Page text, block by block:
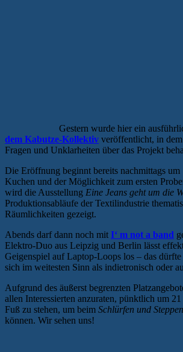
Gestern wurde hier ein
dem Kabutze-Kollektiv veröffentlicht, in
Fragen und Unklarheiten über das Projekt
Die Eröffnung beginnt bereits nachmittags
Kuchen und der Möglichkeit zum ersten
wird die Ausstellung Eine Jeans geht um die
Produktionsabläufe der Textilindustrie
Räumlichkeiten gezeigt.
Abends darf dann noch mit I‘ m not a band
Elektro-Duo aus Leipzig und Berlin lässt
Geigenspiel auf Laptop-Loops los – das
sich im weitesten Sinn als indietronisch oder
Aufgrund des äußerst begrenzten
allen Interessierten anzuraten, pünktlich um
Fuß zu stehen, um beim Schlürfen und Steppen
können. Wir sehen uns!